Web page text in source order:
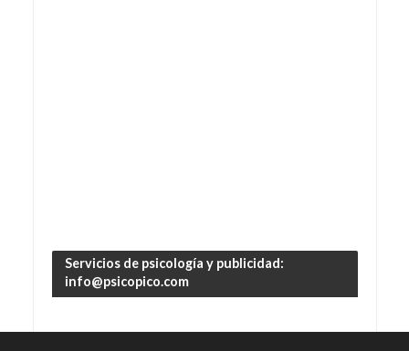
Servicios de psicología y publicidad:
info@psicopico.com